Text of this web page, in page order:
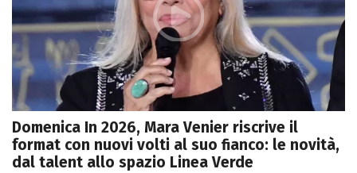
Domenica In 2026, Mara Venier riscrive il
format con nuovi volti al suo fianco: le novità,
dal talent allo spazio Linea Verde